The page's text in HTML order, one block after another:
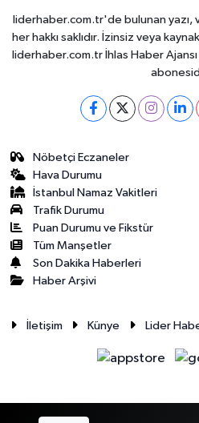
liderhaber.com.tr'de bulunan
her hakkı saklıdır. İzinsiz veya
liderhaber.com.tr İhlas Haber
Nöbetçi Eczaneler
Hava Durumu
İstanbul Namaz Vakitleri
Trafik Durumu
Puan Durumu ve Fikstür
Tüm Manşetler
Son Dakika Haberleri
Haber Arşivi
İletişim Künye Lider